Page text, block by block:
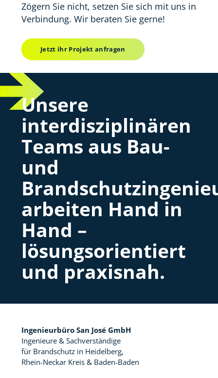
Zögern Sie nicht, setzen Sie sich mit uns in
Verbindung. Wir beraten Sie gerne!
Jetzt ihr Projekt anfragen
Unsere
interdisziplinären
Teams aus Bau-
und
arbeiten Hand in
Hand –
lösungsorientiert
und praxisnah.
Ingenieurbüro San José GmbH
Ingenieure & Sachverständige
für Brandschutz in Heidelberg,
Rhein-Neckar Kreis & Baden-Baden